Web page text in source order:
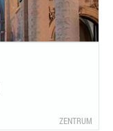
ZENTRUM